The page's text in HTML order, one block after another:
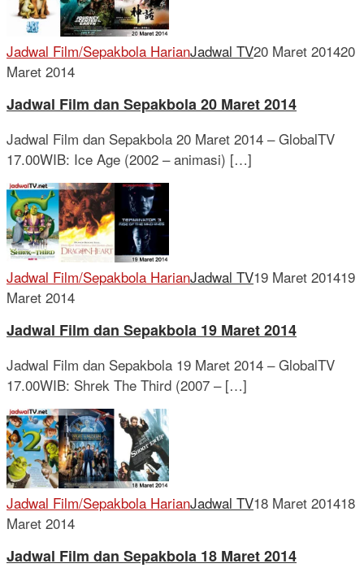
Jadwal Film/Sepakbola HarianJadwal TV20 Maret 201420
Maret 2014
Jadwal Film dan Sepakbola 20 Maret 2014
Jadwal Film dan Sepakbola 20 Maret 2014 – GlobalTV
17.00WIB: Ice Age (2002 – animasi) […]
Jadwal Film/Sepakbola HarianJadwal TV19 Maret 201419
Maret 2014
Jadwal Film dan Sepakbola 19 Maret 2014
Jadwal Film dan Sepakbola 19 Maret 2014 – GlobalTV
17.00WIB: Shrek The Third (2007 – […]
Jadwal Film/Sepakbola HarianJadwal TV18 Maret 201418
Maret 2014
Jadwal Film dan Sepakbola 18 Maret 2014